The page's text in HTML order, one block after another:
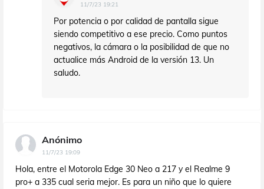
11/7/23 19:21
Por potencia o por calidad de pantalla sigue
siendo competitivo a ese precio. Como puntos
negativos, la cámara o la posibilidad de que no
actualice más Android de la versión 13. Un
saludo.
Anónimo
11/7/23 19:09
Hola, entre el Motorola Edge 30 Neo a 217 y el Realme 9
pro+ a 335 cual seria mejor. Es para un niño que lo quiere